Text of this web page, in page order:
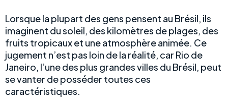
Lorsque la plupart des gens pensent au Brésil, ils
imaginent du soleil, des kilomètres de plages, des
fruits tropicaux et une atmosphère animée. Ce
jugement n’est pas loin de la réalité, car Rio de
Janeiro, l’une des plus grandes villes du Brésil, peut
se vanter de posséder toutes ces
caractéristiques.